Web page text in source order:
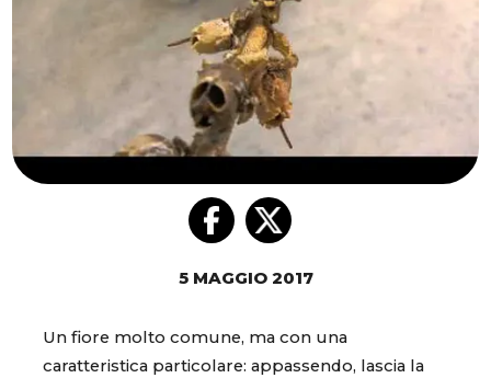
5 MAGGIO 2017
Un fiore molto comune, ma con una
caratteristica particolare: appassendo, lascia la